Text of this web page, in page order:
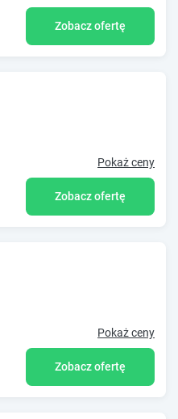
Zobacz ofertę
Pokaż ceny
Zobacz ofertę
Pokaż ceny
Zobacz ofertę